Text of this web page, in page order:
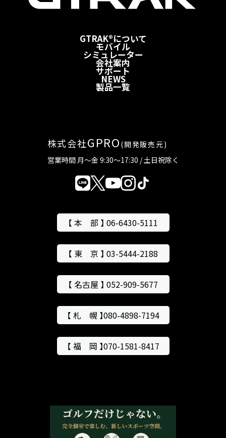
GTRAK®について
モバイル
シミュレーター
会社案内
サポート
NEWS
製品一覧
株式会社GPRO (開発販売元)
営業時間 月～金 9:30～17:30 / 土日祝除く
【 本 部 】 06-6430-5111
【 東 京 】 03-5444-2188
【 名古屋 】 052-909-5677
【 札 幌 】080-4898-7194
【 福 岡 】070-1581-8417